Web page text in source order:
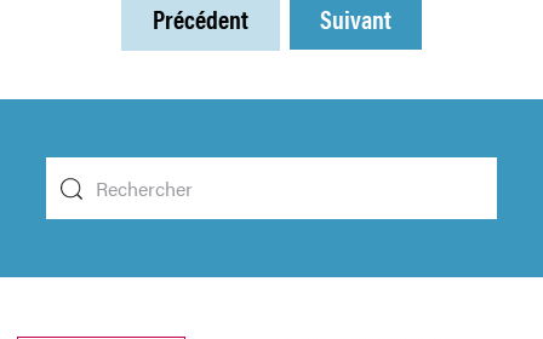
Précédent Suivant